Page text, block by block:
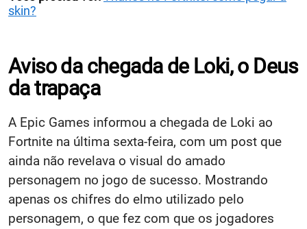
skin?
Aviso da chegada de Loki, o Deus
da trapaça
A Epic Games informou a chegada de Loki ao
Fortnite na última sexta-feira, com um post que
ainda não revelava o visual do amado
personagem no jogo de sucesso. Mostrando
apenas os chifres do elmo utilizado pelo
personagem, o que fez com que os jogadores